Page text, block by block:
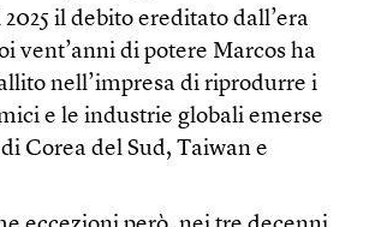
il debito ereditato dall’era
vent’anni di potere Marcos ha
nell’impresa di riprodurre i
e le industrie globali emerse
Corea del Sud, Taiwan e